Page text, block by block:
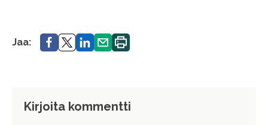
Jaa: Jaa. Jaa.Jaa. Jaa. Printa.
Kirjoita kommentti